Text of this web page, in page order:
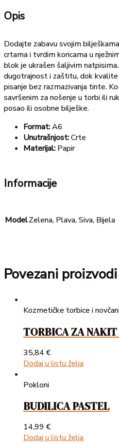
Opis
Dodajte zabavu svojim
crtama i tvrdim koricama u
blok je ukrašen šaljivim
dugotrajnost i zaštitu, dok
pisanje bez razmazivanja tinte.
savršenim za nošenje u torbi ili
posao ili osobne bilješke.
Format:A6
Unutrašnjost:Crte
Materijal: Papir
Informacije
ModelZelena, Plava, Siva, Bijela
Povezani proizvodi
Kozmetičke torbice i
TORBICA ZA
35,84 €
Dodaj u listu želja
Pokloni
BUDILICA PASTEL
14,99 €
Dodaj u listu želja